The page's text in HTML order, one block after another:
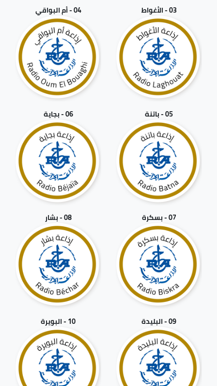
03 - الأغواط 04 - أم البواقي
05 - باتنة 06 - بجاية
07 - بسكرة 08 - بشار
09 - البليدة 10 - البويرة